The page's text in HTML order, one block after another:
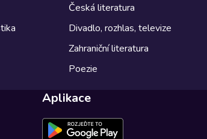
Česká literatura
Divadlo, rozhlas, televize
Zahraniční literatura
Poezie
Aplikace